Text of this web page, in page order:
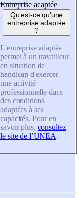
Entreprise adaptée
Qu'est-ce qu'une
entreprise adaptée
?
L'entreprise adaptée
permet à un travailleur
en situation de
handicap d'exercer
une activité
professionnelle dans
des conditions
adaptées à ses
capacités. Pour en
savoir plus, consultez
le site de l’UNEA.